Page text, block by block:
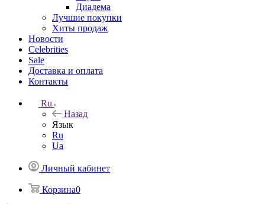
Диадема
Лучшие покупки
Хиты продаж
Новости
Celebrities
Sale
Доставка и оплата
Контакты
Ru
Назад
Язык
Ru
Ua
Личный кабинет
Корзина0